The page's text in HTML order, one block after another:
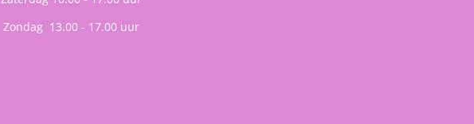
Zondag 13.00 - 17.00 uur